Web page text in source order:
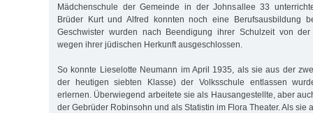
Mädchenschule der Gemeinde in der Johnsallee 33
Brüder Kurt und Alfred konnten noch eine Berufsausbildung
Geschwister wurden nach Beendigung ihrer Schulzeit von der
wegen ihrer jüdischen Herkunft ausgeschlossen.
So konnte Lieselotte Neumann im April 1935, als sie aus der
der heutigen siebten Klasse) der Volksschule entlassen
erlernen. Überwiegend arbeitete sie als Hausangestellte, aber
der Gebrüder Robinsohn und als Statistin im Flora Theater. Als sie